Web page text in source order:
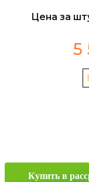
Цена за
5
Купить в